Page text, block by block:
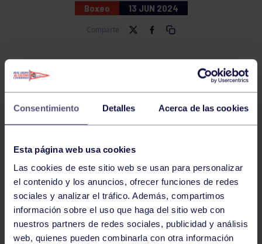
Consentimiento Detalles Acerca de las cookies
Esta página web usa cookies
Las cookies de este sitio web se usan para personalizar
el contenido y los anuncios, ofrecer funciones de redes
sociales y analizar el tráfico. Además, compartimos
información sobre el uso que haga del sitio web con
nuestros partners de redes sociales, publicidad y análisis
web, quienes pueden combinarla con otra información
Boxeo 13 JUN 2024
Comparte
Gran actuación de los grupistas Catalina Neiray